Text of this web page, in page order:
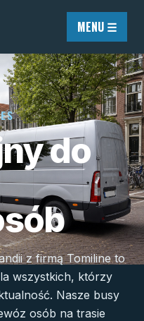
MENU ☰
do
z firmą Tomiline to
wszystkich, którzy
Nasze busy
osób na trasie